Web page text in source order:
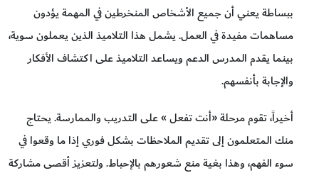
ببساطة يعني أن جميع الأشخاص المنخرطين في المهمة يؤدون
مساهمات مفيدة في العمل. يشمل هذا التلاميذ الذين يعملون سوية،
بينما يقدم المدرس الدعم ويساعد التلاميذ على اكتشاف الأفكار
والإجابة بأنفسهم.
أخيراً، تقوم مرحلة «أنت تفعل » على التدريب والممارسة. يحتاج
منك المتعلمون إلى تقديم الملاحظات بشكل فوري إذا ما وقعوا في
سوء الفهم، وهذا بغية منع شعورهم بالإحباط. ولتعزيز أقصى مشاركة